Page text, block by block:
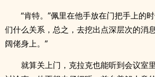
“肯特。”佩里在他手放在门把手上的
们什么关系，总之，去挖出点深层次的消
阔佬身上。”
就算关上门，克拉克也能听到会议室